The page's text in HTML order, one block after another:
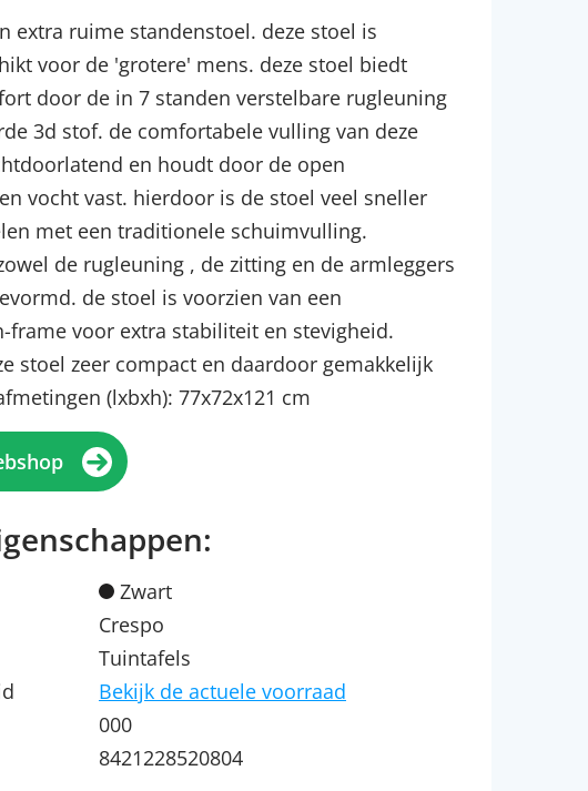
extra ruime standenstoel. deze stoel is
voor de 'grotere' mens. deze stoel biedt
door de in 7 standen verstelbare rugleuning
3d stof. de comfortabele vulling van deze
en houdt door de open
vocht vast. hierdoor is de stoel veel sneller
met een traditionele schuimvulling.
de rugleuning , de zitting en de armleggers
de stoel is voorzien van een
frame voor extra stabiliteit en stevigheid.
stoel zeer compact en daardoor gemakkelijk
(lxbxh): 77x72x121 cm
Zwart
Crespo
Tuintafels
Bekijk de actuele voorraad
000
8421228520804